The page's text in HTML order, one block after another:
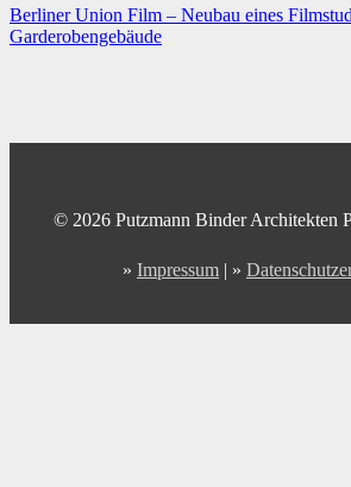
Berliner Union Film – Neubau eines
Garderobengebäude
© 2026 Putzmann Binder Architekten
» Impressum | »